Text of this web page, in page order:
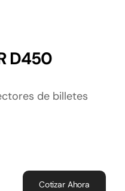
D450
de billetes
Cotizar Ahora